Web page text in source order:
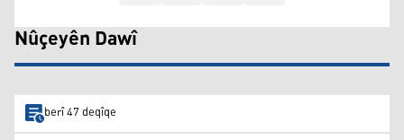
Nûçeyên Dawî
berî 47 deqîqe